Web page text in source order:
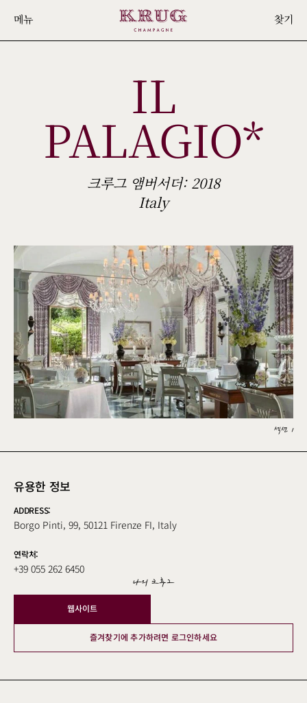
main
content
메뉴 찾기
IL
PALAGIO*
크루그 앰버서더: 2018
Italy
섹션 1
유용한 정보
ADDRESS:
Borgo Pinti, 99, 50121 Firenze FI, Italy
연락처:
+39 055 262 6450 나의 크루그
웹사이트
즐겨찾기에 추가하려면 로그인하세요